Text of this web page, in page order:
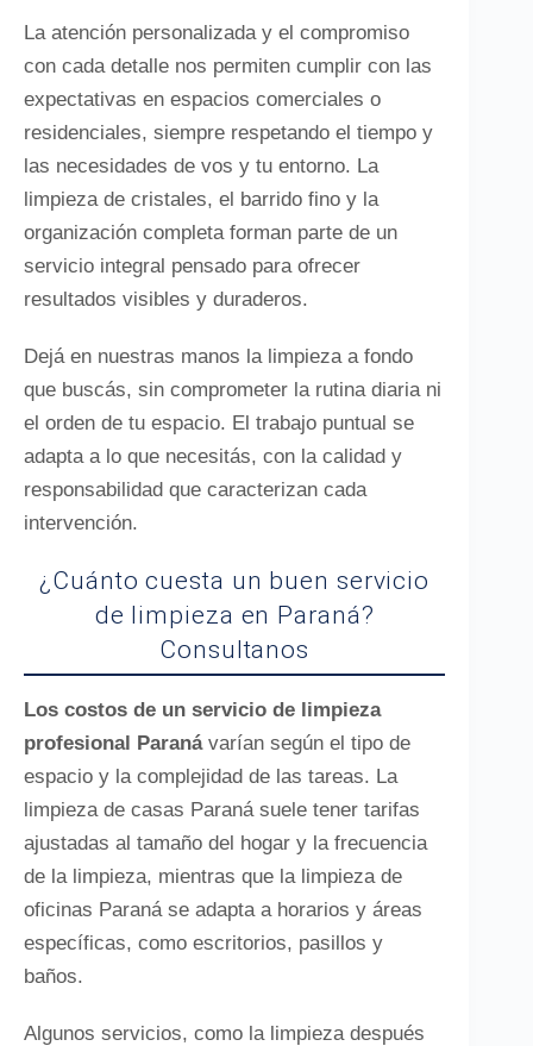
La atención personalizada y el compromiso
con cada detalle nos permiten cumplir con las
expectativas en espacios comerciales o
residenciales, siempre respetando el tiempo y
las necesidades de vos y tu entorno. La
limpieza de cristales, el barrido fino y la
organización completa forman parte de un
servicio integral pensado para ofrecer
resultados visibles y duraderos.
Dejá en nuestras manos la limpieza a fondo
que buscás, sin comprometer la rutina diaria ni
el orden de tu espacio. El trabajo puntual se
adapta a lo que necesitás, con la calidad y
responsabilidad que caracterizan cada
intervención.
¿Cuánto cuesta un buen servicio
de limpieza en Paraná?
Consultanos
Los costos de un servicio de limpieza
profesional Paranávarían según el tipo de
espacio y la complejidad de las tareas. La
limpieza de casas Paraná suele tener tarifas
ajustadas al tamaño del hogar y la frecuencia
de la limpieza, mientras que la limpieza de
oficinas Paraná se adapta a horarios y áreas
específicas, como escritorios, pasillos y
baños.
Algunos servicios, como la limpieza después